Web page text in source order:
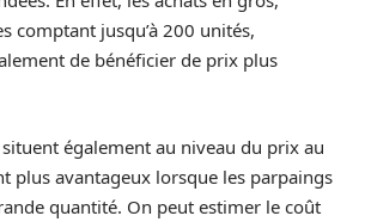
comptant jusqu’à 200 unités,
de bénéficier de prix plus
également au niveau du prix au
plus avantageux lorsque les parpaings
quantité. On peut estimer le coût